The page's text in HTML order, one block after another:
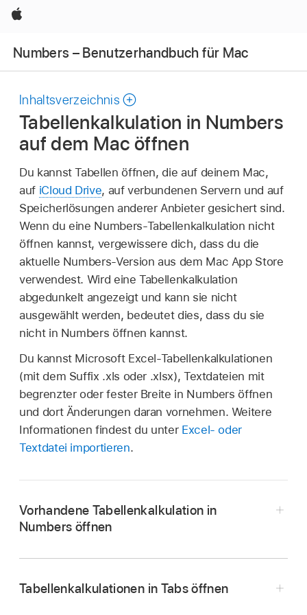
Apple
Numbers – Benutzerhandbuch für Mac
Inhaltsverzeichnis
Tabellenkalkulation in Numbers
auf dem Mac öffnen
Du kannst Tabellen öffnen, die auf deinem Mac,
auf iCloud Drive, auf verbundenen Servern und auf
Speicherlösungen anderer Anbieter gesichert sind.
Wenn du eine Numbers-Tabellenkalkulation nicht
öffnen kannst, vergewissere dich, dass du die
aktuelle Numbers-Version aus dem Mac App Store
verwendest. Wird eine Tabellenkalkulation
abgedunkelt angezeigt und kann sie nicht
ausgewählt werden, bedeutet dies, dass du sie
nicht in Numbers öffnen kannst.
Du kannst Microsoft Excel-Tabellenkalkulationen
(mit dem Suffix .xls oder .xlsx), Textdateien mit
begrenzter oder fester Breite in Numbers öffnen
und dort Änderungen daran vornehmen. Weitere
Informationen findest du unter Excel- oder
Textdatei importieren.
Vorhandene Tabellenkalkulation in
Numbers öffnen
Tabellenkalkulationen in Tabs öffnen